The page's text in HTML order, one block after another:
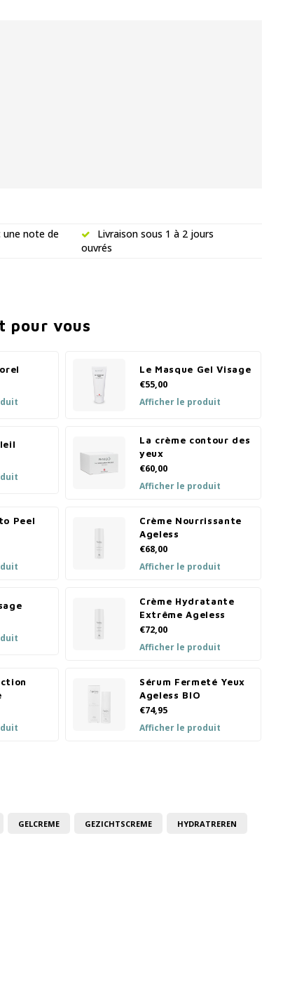
une note de
Livraison sous 1 à 2 jours
ouvrés
pour vous
Le Masque Gel Visage
€55,00
Afficher le produit
La crème contour des
yeux
€60,00
Afficher le produit
Peel
Crème Nourrissante
Ageless
€68,00
Afficher le produit
Crème Hydratante
Extrême Ageless
€72,00
Afficher le produit
Sérum Fermeté Yeux
Ageless BIO
€74,95
Afficher le produit
GELCREME GEZICHTSCREME HYDRATREREN